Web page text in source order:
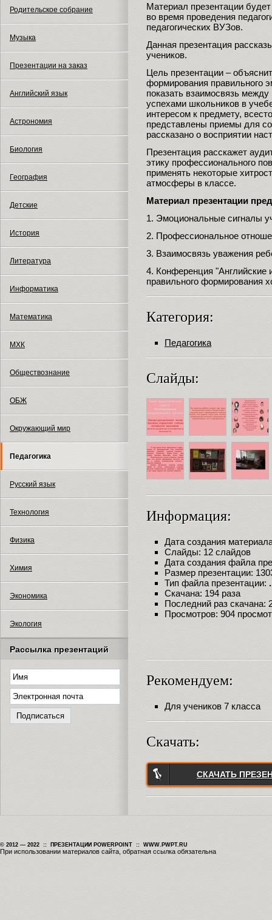
Родительское собрание
Музыка
Презентации на заказ
Английский язык
Астрономия
Биология
География
Детские
История
Литература
Информатика
Математика
МХК
Обществознание
ОБЖ
Окружающий мир
Педагогика
Русский язык
Технология
Физика
Химия
Экономика
Экология
Рассылка презентаций
Материал презентации
во время проведения
педагогических ВУЗов.
Данная презентация
учеников.
Цель презентации –
формирования правильного
показать взаимосвязь
успехами школьников в
интересом к предмету,
представлены приемы для
рассказано о восприятии
Презентация расскажет
этику профессионального
применять некоторые
атмосферы в классе.
Материал презентации
1. Эмоциональные сигналы
2. Профессиональное
3. Взаимосвязь уважения
4. Конференция "Английские
правильного формирования
Категория:
Педагогика
Слайды:
Информация:
Дата создания
Слайды: 12 слайдов
Дата создания файла
Размер презентации:
Тип файла презентации:
Скачана: 194 раза
Последний раз скачана:
Просмотров: 904
Рекомендуем:
Для учеников 7 класса
Скачать:
СКАЧАТЬ
© 2012 — 2022 :: ПРЕЗЕНТАЦИИ POWERPOINT :: WWW.PWPT.RU
При использовании материалов сайта, обратная ссылка обязательна